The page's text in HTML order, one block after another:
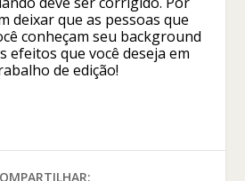
deixar que as pessoas que
conheçam seu background
efeitos que você deseja em
de edição!